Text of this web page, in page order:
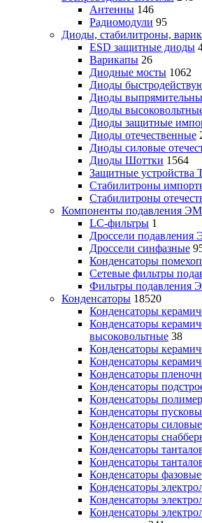
Антенны 146
Радиомодули 95
Диоды, стабилитроны,
ESD защитные диоды
Варикапы 26
Диодные мосты 1062
Диоды
Диоды
Диоды
Диоды защитные
Диоды отечественные
Диоды силовые
Диоды Шоттки 1564
Защитные устройства
Стабилитроны
Стабилитроны
Компоненты подавления
LC-фильтры 1
Дроссели
Дроссели синфазные
Конденсаторы
Сетевые фильтры
Фильтры подавления
Конденсаторы 18520
Конденсаторы
Конденсаторы
высоковольтные 38
Конденсаторы
Конденсаторы
Конденсаторы
Конденсаторы
Конденсаторы
Конденсаторы
Конденсаторы силовые
Конденсаторы
Конденсаторы
Конденсаторы
Конденсаторы
Конденсаторы
Конденсаторы
Конденсаторы